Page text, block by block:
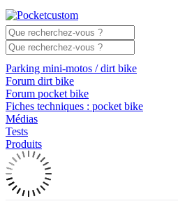
Parking mini-motos / dirt bike
Forum dirt bike
Forum pocket bike
Fiches techniques : pocket bike
Médias
Tests
Produits